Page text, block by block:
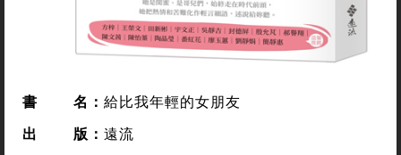
書 名： 給比我年輕的女朋友
出
版： 遠流